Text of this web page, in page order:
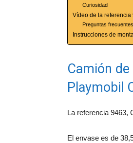
Curiosidad
Vídeo de la referencia
Preguntas frecuentes
Instrucciones de
Camión
Playmobil
La referencia 9463,
El envase es de